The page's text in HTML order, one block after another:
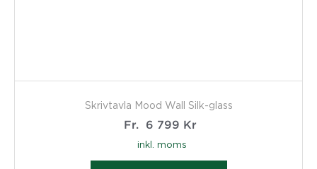
Skrivtavla Mood Wall Silk-glass
Fr.
6 799 Kr
inkl. moms